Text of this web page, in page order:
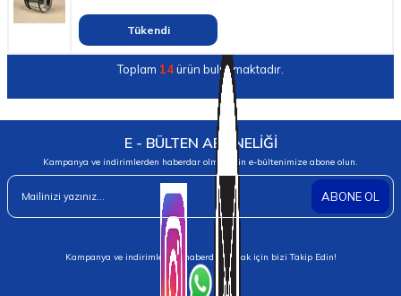
Tükendi
Toplam 14ürün bulunmaktadır.
E - BÜLTEN ABONELİĞİ
Kampanya ve indirimlerden haberdar olmak için e-bültenimize abone olun.
ABONE OL
Kampanya ve indirimlerden haberdar olmak için bizi Takip Edin!